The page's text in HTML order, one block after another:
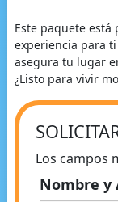
Este paquete
experiencia para ti
asegura tu lugar
¿Listo para vivir
Los campos
Nombre y